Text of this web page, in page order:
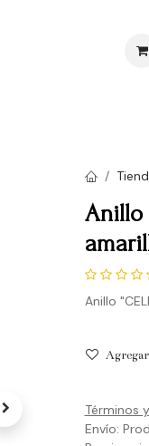
Anillo
Anillo
Agregar
Términos
Envío: